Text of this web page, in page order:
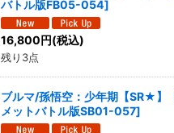
バトル版FB05-054]
16,800円(税込)
残り3点
ブルマ/孫悟空：少年期【SR★】
メットバトル版SB01-057]